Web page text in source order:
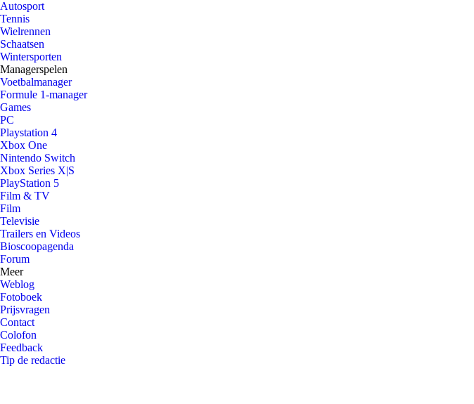
Autosport
Tennis
Wielrennen
Schaatsen
Wintersporten
Managerspelen
Voetbalmanager
Formule 1-manager
Games
PC
Playstation 4
Xbox One
Nintendo Switch
Xbox Series X|S
PlayStation 5
Film & TV
Film
Televisie
Trailers en Videos
Bioscoopagenda
Forum
Meer
Weblog
Fotoboek
Prijsvragen
Contact
Colofon
Feedback
Tip de redactie